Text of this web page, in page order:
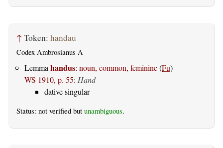
↑ Token: handau
Codex Ambrosianus A
Lemma handus: noun, common, feminine(Fu)
WS 1910, p. 55: Hand
dative singular
Status: not verified but unambiguous.